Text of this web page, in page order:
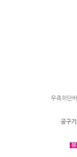
우측하단
공구